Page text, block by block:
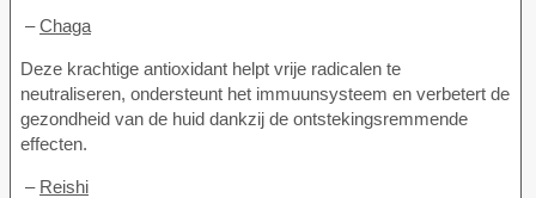
–Chaga
Deze krachtige antioxidant helpt vrije radicalen te
neutraliseren, ondersteunt het immuunsysteem en verbetert de
gezondheid van de huid dankzij de ontstekingsremmende
effecten.
– Reishi